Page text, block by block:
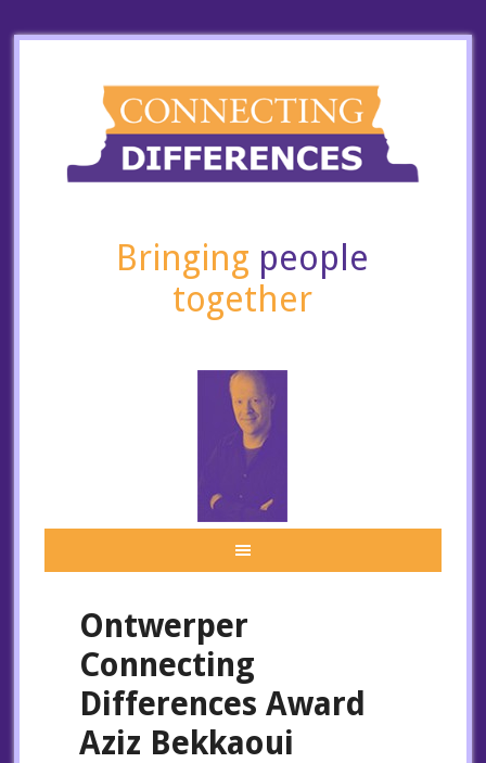
Bringing people
together
Ontwerper
Connecting
Differences Award
Aziz Bekkaoui